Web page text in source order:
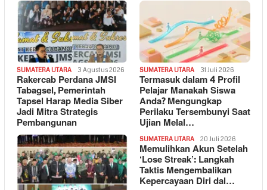
SUMATERA UTARA 3 Agustus 2026
Rakercab Perdana JMSI
Tabagsel, Pemerintah
Tapsel Harap Media Siber
Jadi Mitra Strategis
Pembangunan
SUMATERA UTARA 31 Juli 2026
Termasuk dalam 4 Profil
Pelajar Manakah Siswa
Anda? Mengungkap
Perilaku Tersembunyi Saat
Ujian Melal…
SUMATERA UTARA 20 Juli 2026
Memulihkan Akun Setelah
‘Lose Streak’: Langkah
Taktis Mengembalikan
Kepercayaan Diri dal…